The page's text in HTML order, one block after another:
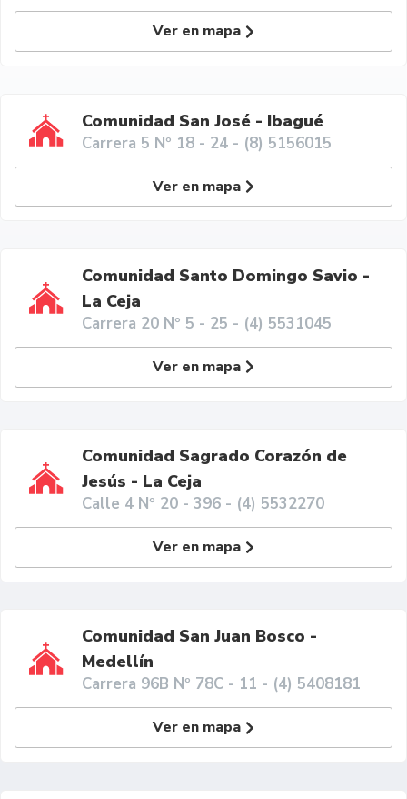
Ver en mapa
Comunidad San José - Ibagué
Carrera 5 Nº 18 - 24 - (8) 5156015
Ver en mapa
Comunidad Santo Domingo Savio -
La Ceja
Carrera 20 Nº 5 - 25 - (4) 5531045
Ver en mapa
Comunidad Sagrado Corazón de
Jesús - La Ceja
Calle 4 Nº 20 - 396 - (4) 5532270
Ver en mapa
Comunidad San Juan Bosco -
Medellín
Carrera 96B Nº 78C - 11 - (4) 5408181
Ver en mapa